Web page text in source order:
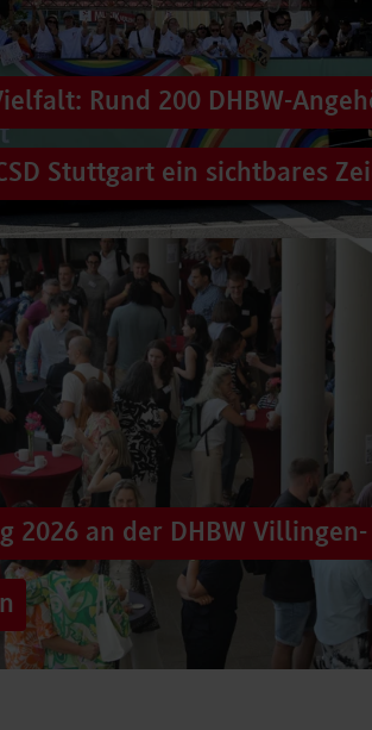
Rund 200 DHBW-
Stuttgart ein sichtbares
säumten am Samstag die Straßen der
Mitten im farbenfrohen Zug: ein eigener
2026 an der DHBW Villingen-
– und dennoch eine Verbindung schaffen,